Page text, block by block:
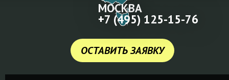
ОСТАВИТЬ ЗАЯВКУ
МОСКВА
+7 (495) 125-15-76